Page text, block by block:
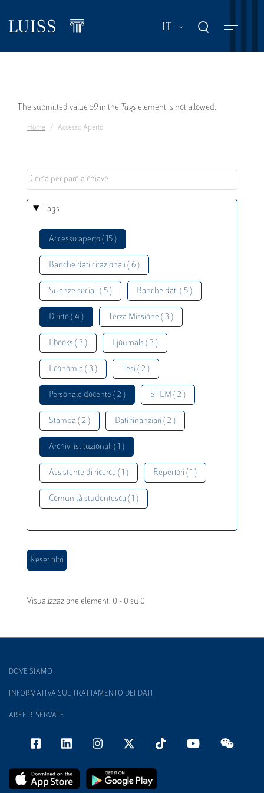
contenuto
IT Mostra ulteriori
Messaggio
di
The submitted value 59 in the Tags element is not allowed.
Home Accesso Aperto
Tags
Accesso aperto ( 15 )
Banche dati citazionali ( 6 )
Scienze sociali ( 5 ) Banche dati ( 5 )
Diritto ( 4 ) Terza Missione ( 3 )
Ebooks ( 3 ) Ejournals ( 3 )
Economia ( 3 ) Tesi ( 2 )
Personale docente ( 2 ) STEM ( 2 )
Stampa ( 2 ) Dati finanziari ( 2 )
Archivi istituzionali ( 1 )
Assistente di ricerca ( 1 ) Repertori ( 1 )
Comunità studentesca ( 1 )
Visualizzazione elementi 0 - 0 su 0
DOVE SIAMO
INFORMATIVA SUL TRATTAMENTO DEI DATI
AREE RISERVATE